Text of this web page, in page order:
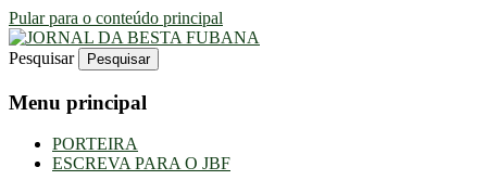
Pular para o conteúdo principal
JORNAL DA BESTA FUBANA
Uma Gazeta Escrota
Pesquisar
Menu principal
PORTEIRA
ESCREVA PARA O JBF